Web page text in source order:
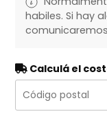
habiles. Si hay
Calculá el